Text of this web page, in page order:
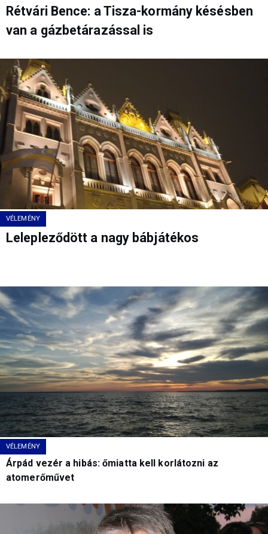
Rétvári Bence: a Tisza-kormány késésben
van a gázbetárazással is
VÉLEMÉNY
Lelepleződött a nagy bábjátékos
VÉLEMÉNY
Árpád vezér a hibás: őmiatta kell korlátozni az
atomerőművet